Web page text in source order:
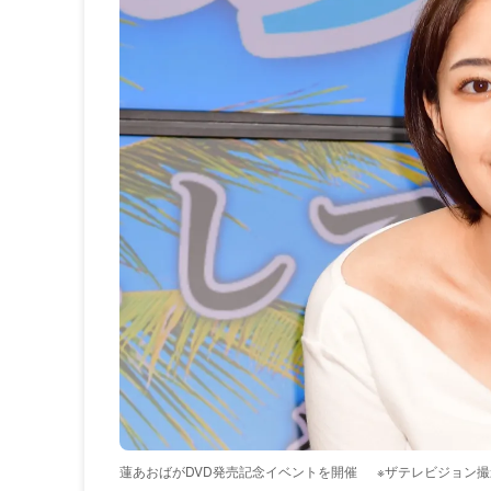
蓮あおばがDVD発売記念イベントを開催 ※ザテレビジョン